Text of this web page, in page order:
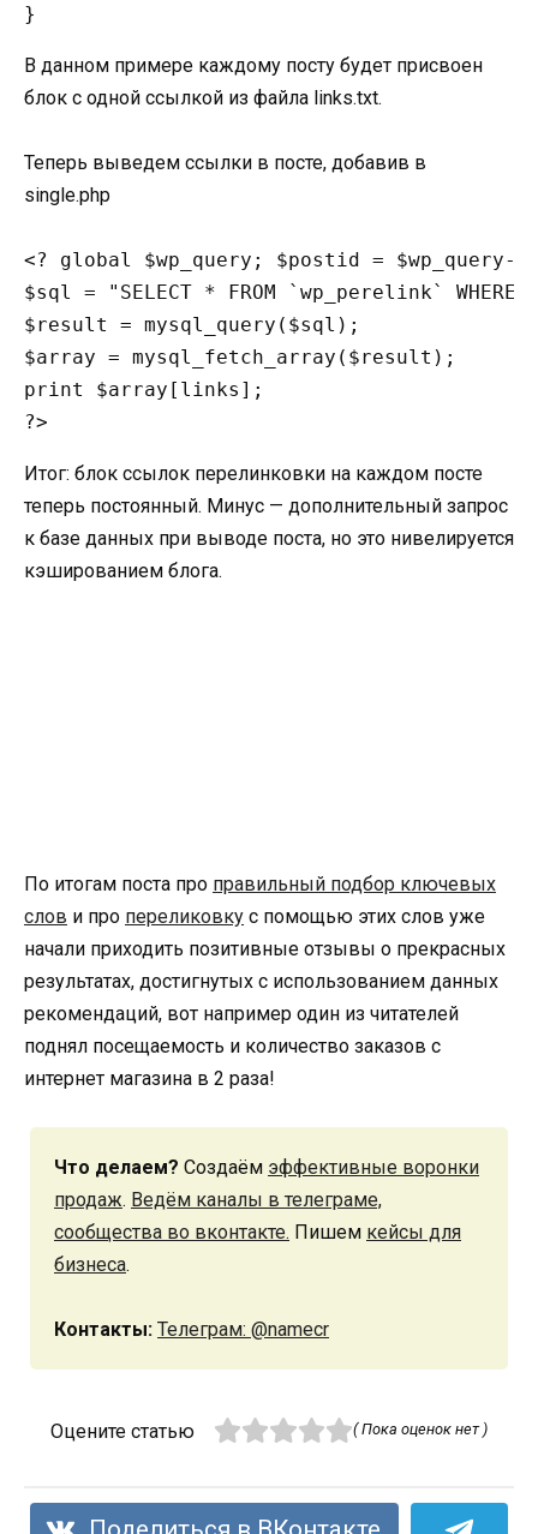
}
В данном примере каждому посту будет присвоен
блок с одной ссылкой из файла links.txt.
Теперь выведем ссылки в посте, добавив в
single.php
<? global $wp_query; $postid = $wp_query-
$sql = "SELECT * FROM `wp_perelink`
$result = mysql_query($sql);
$array = mysql_fetch_array($result);
print $array[links];
Итог: блок ссылок перелинковки на каждом посте
теперь постоянный. Минус — дополнительный запрос
к базе данных при выводе поста, но это нивелируется
кэшированием блога.
По итогам поста про правильный подбор ключевых
слов и про переликовку с помощью этих слов уже
начали приходить позитивные отзывы о прекрасных
результатах, достигнутых с использованием данных
рекомендаций, вот например один из читателей
поднял посещаемость и количество заказов с
интернет магазина в 2 раза!
Что делаем? Создаём эффективные воронки
продаж. Ведём каналы в телеграме,
сообщества во вконтакте. Пишем кейсы для
бизнеса.
Контакты: Телеграм: @namecr
Оцените статью ( Пока оценок нет )